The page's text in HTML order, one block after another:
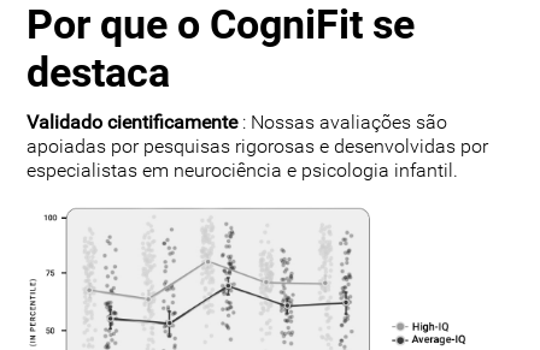
Por que o CogniFit se
destaca
Validado cientificamente: Nossas avaliações são
apoiadas por pesquisas rigorosas e desenvolvidas por
especialistas em neurociência e psicologia infantil.